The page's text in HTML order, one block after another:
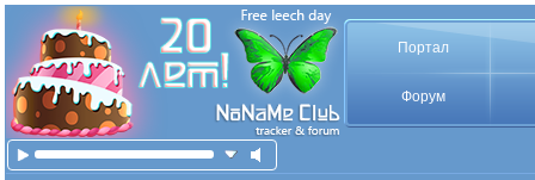
Портал
Форум